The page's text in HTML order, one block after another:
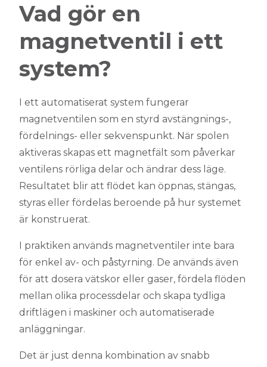
Vad gör en
magnetventil i ett
system?
I ett automatiserat system fungerar
magnetventilen som en styrd avstängnings-,
fördelnings- eller sekvenspunkt. När spolen
aktiveras skapas ett magnetfält som påverkar
ventilens rörliga delar och ändrar dess läge.
Resultatet blir att flödet kan öppnas, stängas,
styras eller fördelas beroende på hur systemet
är konstruerat.
I praktiken används magnetventiler inte bara
för enkel av- och påstyrning. De används även
för att dosera vätskor eller gaser, fördela flöden
mellan olika processdelar och skapa tydliga
driftlägen i maskiner och automatiserade
anläggningar.
Det är just denna kombination av snabb